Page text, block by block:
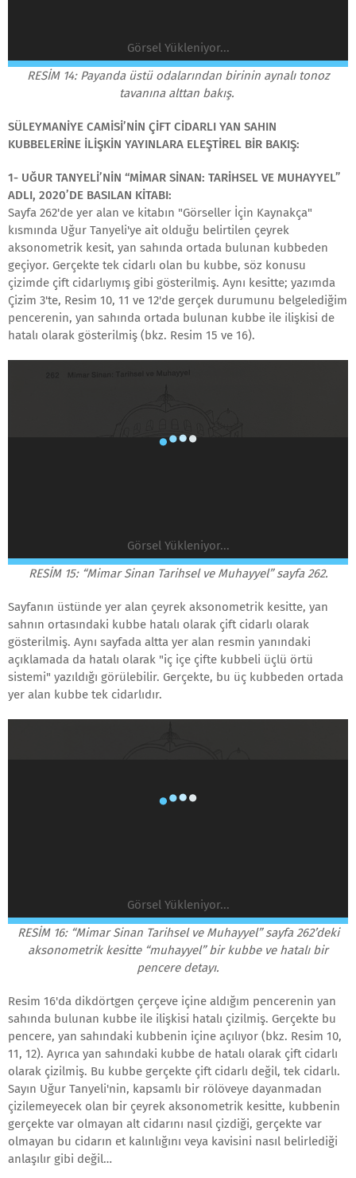
Görsel Yükleniyor...
RESİM 14: Payanda üstü odalarından birinin aynalı tonoz
tavanına alttan bakış.
SÜLEYMANİYE CAMİSİ’NİN ÇİFT CİDARLI YAN SAHIN
KUBBELERİNE İLİŞKİN YAYINLARA ELEŞTİREL BİR BAKIŞ:
1- UĞUR TANYELİ’NİN “MİMAR SİNAN: TARİHSEL VE MUHAYYEL”
ADLI, 2020’DE BASILAN KİTABI:
Sayfa 262'de yer alan ve kitabın "Görseller İçin Kaynakça"
kısmında Uğur Tanyeli'ye ait olduğu belirtilen çeyrek
aksonometrik kesit, yan sahında ortada bulunan kubbeden
geçiyor. Gerçekte tek cidarlı olan bu kubbe, söz konusu
çizimde çift cidarlıymış gibi gösterilmiş. Aynı kesitte; yazımda
Çizim 3'te, Resim 10, 11 ve 12'de gerçek durumunu belgelediğim
pencerenin, yan sahında ortada bulunan kubbe ile ilişkisi de
hatalı olarak gösterilmiş (bkz. Resim 15 ve 16).
Görsel Yükleniyor...
RESİM 15: “Mimar Sinan Tarihsel ve Muhayyel” sayfa 262.
Sayfanın üstünde yer alan çeyrek aksonometrik kesitte, yan
sahnın ortasındaki kubbe hatalı olarak çift cidarlı olarak
gösterilmiş. Aynı sayfada altta yer alan resmin yanındaki
açıklamada da hatalı olarak "iç içe çifte kubbeli üçlü örtü
sistemi" yazıldığı görülebilir. Gerçekte, bu üç kubbeden ortada
yer alan kubbe tek cidarlıdır.
Görsel Yükleniyor...
RESİM 16: “Mimar Sinan Tarihsel ve Muhayyel” sayfa 262’deki
aksonometrik kesitte “muhayyel” bir kubbe ve hatalı bir
pencere detayı.
Resim 16'da dikdörtgen çerçeve içine aldığım pencerenin yan
sahında bulunan kubbe ile ilişkisi hatalı çizilmiş. Gerçekte bu
pencere, yan sahındaki kubbenin içine açılıyor (bkz. Resim 10,
11, 12). Ayrıca yan sahındaki kubbe de hatalı olarak çift cidarlı
olarak çizilmiş. Bu kubbe gerçekte çift cidarlı değil, tek cidarlı.
Sayın Uğur Tanyeli'nin, kapsamlı bir rölöveye dayanmadan
çizilemeyecek olan bir çeyrek aksonometrik kesitte, kubbenin
gerçekte var olmayan alt cidarını nasıl çizdiği, gerçekte var
olmayan bu cidarın et kalınlığını veya kavisini nasıl belirlediği
anlaşılır gibi değil…